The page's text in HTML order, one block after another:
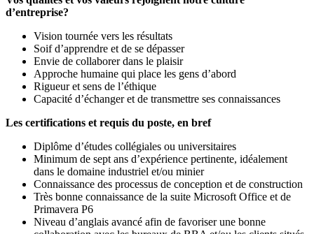
d’entreprise?
Vision tournée vers les résultats
Soif d’apprendre et de se dépasser
Envie de collaborer dans le plaisir
Approche humaine qui place les gens d’abord
Rigueur et sens de l’éthique
Capacité d’échanger et de transmettre ses connaissances
Les certifications et requis du poste, en bref
Diplôme d’études collégiales ou universitaires
Minimum de sept ans d’expérience pertinente, idéalement
dans le domaine industriel et/ou minier
Connaissance des processus de conception et de construction
Très bonne connaissance de la suite Microsoft Office et de
Primavera P6
Niveau d’anglais avancé afin de favoriser une bonne